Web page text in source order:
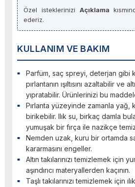
Özel isteklerinizi Açıklama
ederiz.
KULLANIM VE BAKIM
Parfüm, saç spreyi, deterjan gibi
pırlantanın ışıltısını azaltabilir ve
yıpratabilir. Ürünlerinizi bu
Pırlanta yüzeyinde zamanla yağ,
birikebilir. Ilık su, birkaç damla
yumuşak bir fırça ile nazikçe
Nemden uzak, kuru bir ortamda
kararmasını engeller.
Altın takılarınızı temizlemek için
aşındırıcı materyallerden kaçının.
Taşlı takılarınızı temizlemek için